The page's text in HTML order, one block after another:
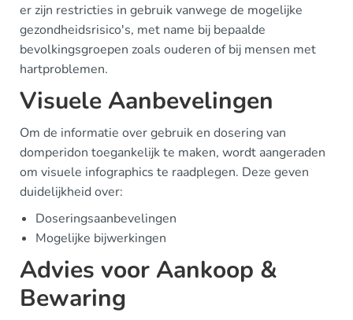
er zijn restricties in gebruik vanwege de mogelijke
gezondheidsrisico's, met name bij bepaalde
bevolkingsgroepen zoals ouderen of bij mensen met
hartproblemen.
Visuele Aanbevelingen
Om de informatie over gebruik en dosering van
domperidon toegankelijk te maken, wordt aangeraden
om visuele infographics te raadplegen. Deze geven
duidelijkheid over:
Doseringsaanbevelingen
Mogelijke bijwerkingen
Advies voor Aankoop &
Bewaring